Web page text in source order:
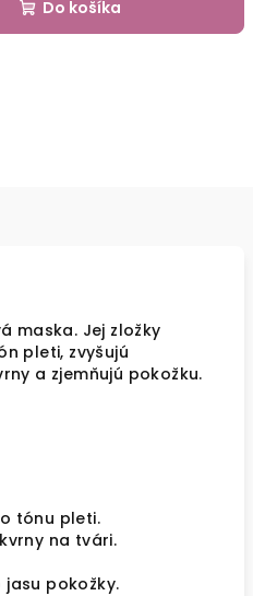
Do košíka
maska. Jej zložky
pleti, zvyšujú
a zjemňujú pokožku.
tónu pleti.
na tvári.
pokožky.